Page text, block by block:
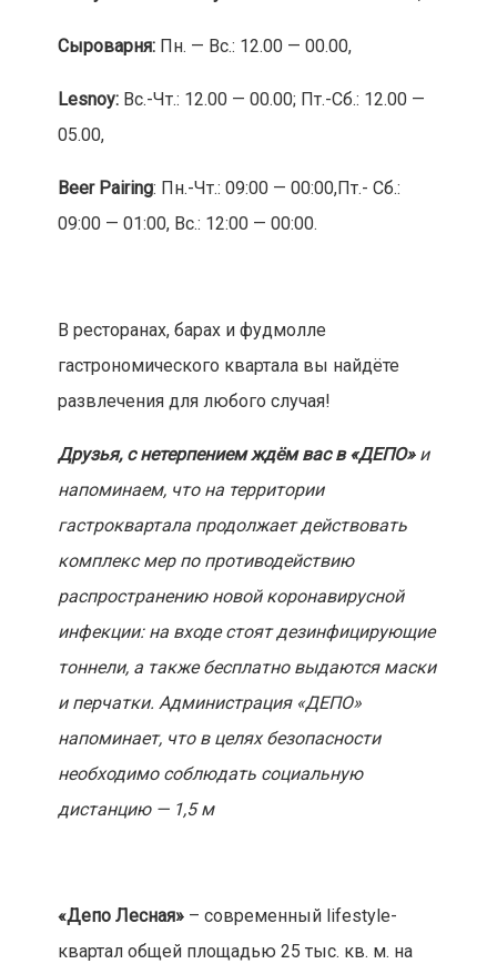
Сыроварня:Пн. — Вс.: 12.00 — 00.00,
Lesnoy:Вс.-Чт.: 12.00 — 00.00; Пт.-Сб.: 12.00 —
05.00,
Beer Pairing: Пн.-Чт.: 09:00 — 00:00,Пт.- Сб.:
09:00 — 01:00, Вс.: 12:00 — 00:00.
В ресторанах, барах и фудмолле
гастрономического квартала вы найдёте
развлечения для любого случая!
Друзья, с нетерпением ждём вас в «ДЕПО» и
напоминаем, что на территории
гастроквартала продолжает действовать
комплекс мер по противодействию
распространению новой коронавирусной
инфекции: на входе стоят дезинфицирующие
тоннели, а также бесплатно выдаются маски
и перчатки. Администрация «ДЕПО»
напоминает, что в целях безопасности
необходимо соблюдать социальную
дистанцию — 1,5 м
«Депо Лесная» – современный lifestyle-
квартал общей площадью 25 тыс. кв. м. на